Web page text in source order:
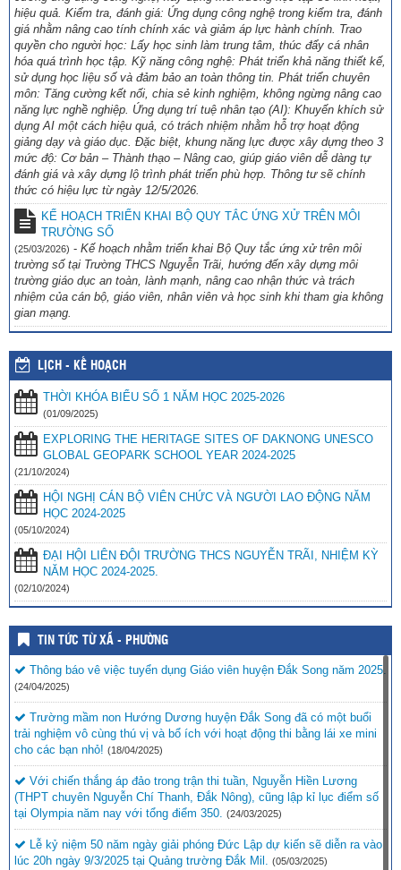
hiệu quả. Kiểm tra, đánh giá: Ứng dụng công nghệ trong kiểm tra, đánh
giá nhằm nâng cao tính chính xác và giảm áp lực hành chính. Trao
quyền cho người học: Lấy học sinh làm trung tâm, thúc đẩy cá nhân
hóa quá trình học tập. Kỹ năng công nghệ: Phát triển khả năng thiết kế,
sử dụng học liệu số và đảm bảo an toàn thông tin. Phát triển chuyên
môn: Tăng cường kết nối, chia sẻ kinh nghiệm, không ngừng nâng cao
năng lực nghề nghiệp. Ứng dụng trí tuệ nhân tạo (AI): Khuyến khích sử
dụng AI một cách hiệu quả, có trách nhiệm nhằm hỗ trợ hoạt động
giảng dạy và giáo dục. Đặc biệt, khung năng lực được xây dựng theo 3
mức độ: Cơ bản – Thành thạo – Nâng cao, giúp giáo viên dễ dàng tự
đánh giá và xây dựng lộ trình phát triển phù hợp. Thông tư sẽ chính
thức có hiệu lực từ ngày 12/5/2026.
KẾ HOẠCH TRIỂN KHAI BỘ QUY TẮC ỨNG XỬ TRÊN MÔI
TRƯỜNG SỐ
(25/03/2026) - Kế hoạch nhằm triển khai Bộ Quy tắc ứng xử trên môi
trường số tại Trường THCS Nguyễn Trãi, hướng đến xây dựng môi
trường giáo dục an toàn, lành mạnh, nâng cao nhận thức và trách
nhiệm của cán bộ, giáo viên, nhân viên và học sinh khi tham gia không
gian mạng.
LỊCH - KẾ HOẠCH
THỜI KHÓA BIỂU SỐ 1 NĂM HỌC 2025-2026
(01/09/2025)
EXPLORING THE HERITAGE SITES OF DAKNONG UNESCO
GLOBAL GEOPARK SCHOOL YEAR 2024-2025
(21/10/2024)
HỘI NGHỊ CÁN BỘ VIÊN CHỨC VÀ NGƯỜI LAO ĐỘNG NĂM
HỌC 2024-2025
(05/10/2024)
ĐẠI HỘI LIÊN ĐỘI TRƯỜNG THCS NGUYỄN TRÃI, NHIỆM KỲ
NĂM HỌC 2024-2025.
(02/10/2024)
TIN TỨC TỪ XÃ - PHƯỜNG
Thông báo vê việc tuyển dụng Giáo viên huyện Đắk Song năm 2025.
(24/04/2025)
Trường mầm non Hướng Dương huyện Đắk Song đã có một buổi
trải nghiệm vô cùng thú vị và bổ ích với hoạt động thi bằng lái xe mini
cho các bạn nhỏ! (18/04/2025)
Với chiến thắng áp đảo trong trận thi tuần, Nguyễn Hiền Lương
(THPT chuyên Nguyễn Chí Thanh, Đắk Nông), cũng lập kỉ lục điểm số
tại Olympia năm nay với tổng điểm 350.
(24/03/2025)
Lễ kỷ niệm 50 năm ngày giải phóng Đức Lập dự kiến sẽ diễn ra vào
lúc 20h ngày 9/3/2025 tại Quảng trường Đắk Mil.
(05/03/2025)